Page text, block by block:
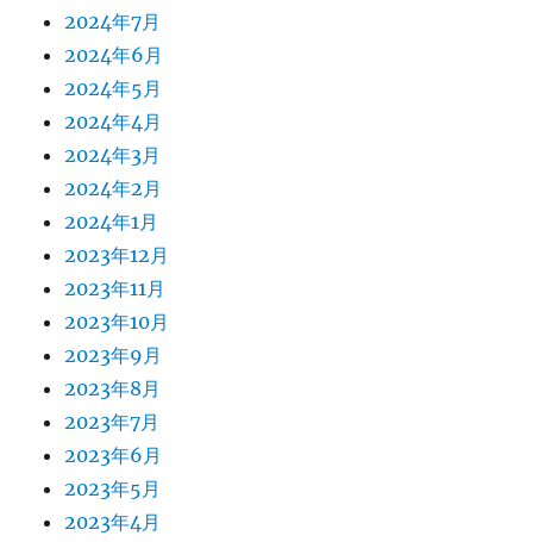
2024年7月
2024年6月
2024年5月
2024年4月
2024年3月
2024年2月
2024年1月
2023年12月
2023年11月
2023年10月
2023年9月
2023年8月
2023年7月
2023年6月
2023年5月
2023年4月